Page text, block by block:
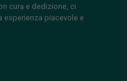
cura e dedizione, ci
esperienza piacevole e